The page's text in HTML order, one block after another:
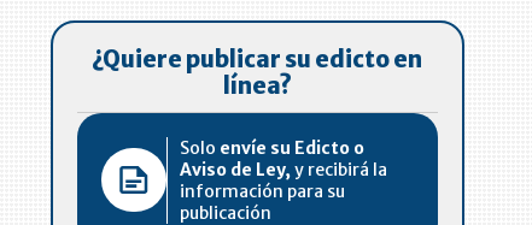
¿Quiere publicar su edicto en
línea?
Solo envíe su Edicto o
Aviso de Ley, y recibirá la
información para su
publicación